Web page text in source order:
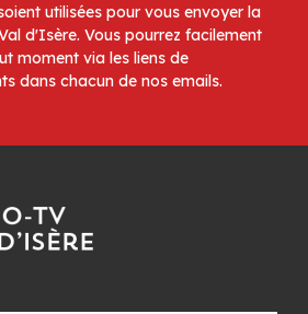
utilisées pour vous envoyer la
d'Isère. Vous pourrez facilement
moment via les liens de
dans chacun de nos emails.